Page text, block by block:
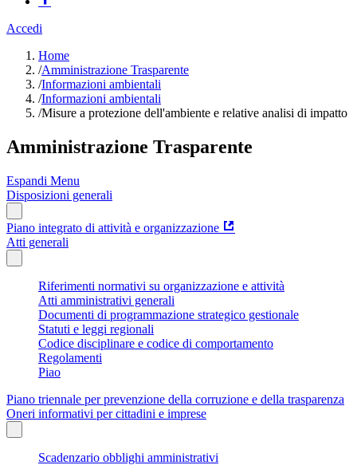
Accedi
Home
/Amministrazione Trasparente
/Informazioni ambientali
/Informazioni ambientali
/Misure a protezione dell'ambiente e relative analisi di impatto
Amministrazione Trasparente
Espandi Menu
Disposizioni generali
Piano integrato di attività e organizzazione
Atti generali
Riferimenti normativi su organizzazione e attività
Atti amministrativi generali
Documenti di programmazione strategico gestionale
Statuti e leggi regionali
Codice disciplinare e codice di comportamento
Regolamenti
Piao
Piano triennale per prevenzione della corruzione e della trasparenza
Oneri informativi per cittadini e imprese
Scadenzario obblighi amministrativi